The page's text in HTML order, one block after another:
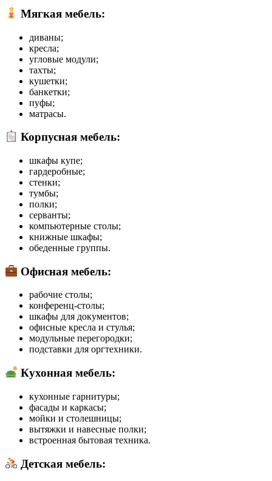
Мягкая мебель:
диваны;
кресла;
угловые модули;
тахты;
кушетки;
банкетки;
пуфы;
матрасы.
Корпусная мебель:
шкафы купе;
гардеробные;
стенки;
тумбы;
полки;
серванты;
компьютерные столы;
книжные шкафы;
обеденные группы.
Офисная мебель:
рабочие столы;
конференц-столы;
шкафы для документов;
офисные кресла и стулья;
модульные перегородки;
подставки для оргтехники.
Кухонная мебель:
кухонные гарнитуры;
фасады и каркасы;
мойки и столешницы;
вытяжки и навесные полки;
встроенная бытовая техника.
Детская мебель: